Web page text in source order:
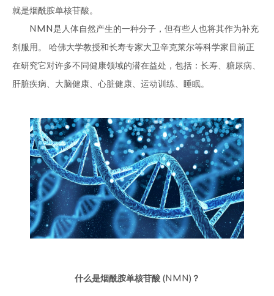
就是烟酰胺单核苷酸。
NMN是人体自然产生的一种分子，但有些人也将其作为补充
剂服用。 哈佛大学教授和长寿专家大卫辛克莱尔等科学家目前正
在研究它对许多不同健康领域的潜在益处，包括：长寿、糖尿病、
肝脏疾病、大脑健康、心脏健康、运动训练、睡眠。
什么是烟酰胺单核苷酸 (NMN)？